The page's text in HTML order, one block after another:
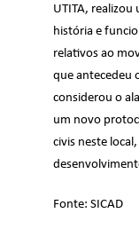
UTITA, realizou
história e
relativos ao
que antecedeu
considerou o
um novo
civis neste
Fonte: SICAD